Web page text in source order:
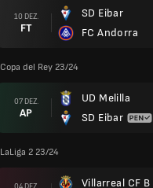
10 DEZ.
FT
SD Eibar
FC Andorra
Copa del Rey 23/24
07 DEZ.
AP
UD Melilla
SD Eibar
LaLiga 2 23/24
04 DEZ.
Villarreal CF B